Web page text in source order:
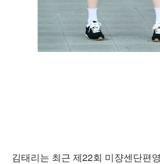
김태리는 최근 제22회 미쟝센단편